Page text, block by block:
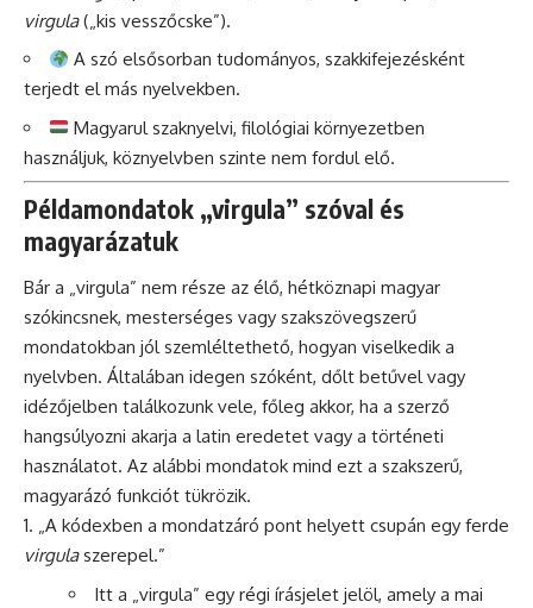
virgula(„kis vesszőcske”).
A szó elsősorban tudományos, szakkifejezésként
terjedt el más nyelvekben.
Magyarul szaknyelvi, filológiai környezetben
használjuk, köznyelvben szinte nem fordul elő.
Példamondatok „virgula” szóval és
magyarázatuk
Bár a „virgula” nem része az élő, hétköznapi magyar
szókincsnek, mesterséges vagy szakszövegszerű
mondatokban jól szemléltethető, hogyan viselkedik a
nyelvben. Általában idegen szóként, dőlt betűvel vagy
idézőjelben találkozunk vele, főleg akkor, ha a szerző
hangsúlyozni akarja a latin eredetet vagy a történeti
használatot. Az alábbi mondatok mind ezt a szakszerű,
magyarázó funkciót tükrözik.
„A kódexben a mondatzáró pont helyett csupán egy ferde
virgulaszerepel.”
Itt a „virgula” egy régi írásjelet jelöl, amely a mai